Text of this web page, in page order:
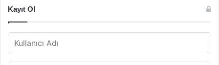
Kayıt Ol